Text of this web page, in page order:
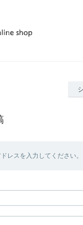
レスを入力してください。